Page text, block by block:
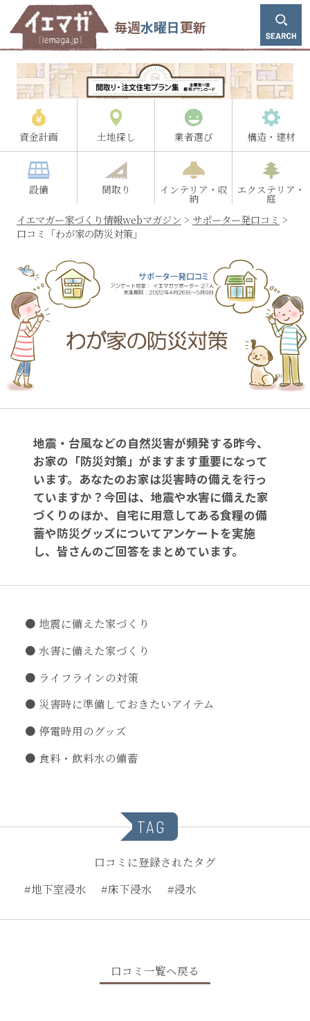
毎週水曜日更新
資金計画 土地探し 業者選び 構造・建材
設備 間取り インテリア・収
納
エクステリア・
庭
イエマガー家づくり情報webマガジン > サポーター発口コミ >
口コミ「わが家の防災対策」
地震・台風などの自然災害が頻発する昨今、
お家の「防災対策」がますます重要になって
います。あなたのお家は災害時の備えを行っ
ていますか？今回は、地震や水害に備えた家
づくりのほか、自宅に用意してある食糧の備
蓄や防災グッズについてアンケートを実施
し、皆さんのご回答をまとめています。
地震に備えた家づくり
水害に備えた家づくり
ライフラインの対策
災害時に準備しておきたいアイテム
停電時用のグッズ
食料・飲料水の備蓄
TAG
口コミに登録されたタグ
#地下室浸水
#床下浸水 #浸水
口コミ一覧へ戻る